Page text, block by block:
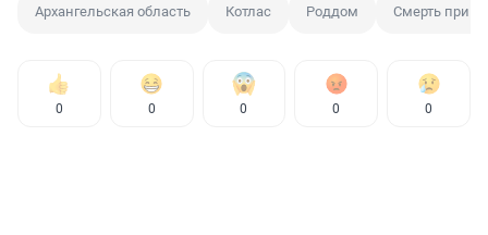
Архангельская область Котлас Роддом Смерть при
0 0 0 0 0